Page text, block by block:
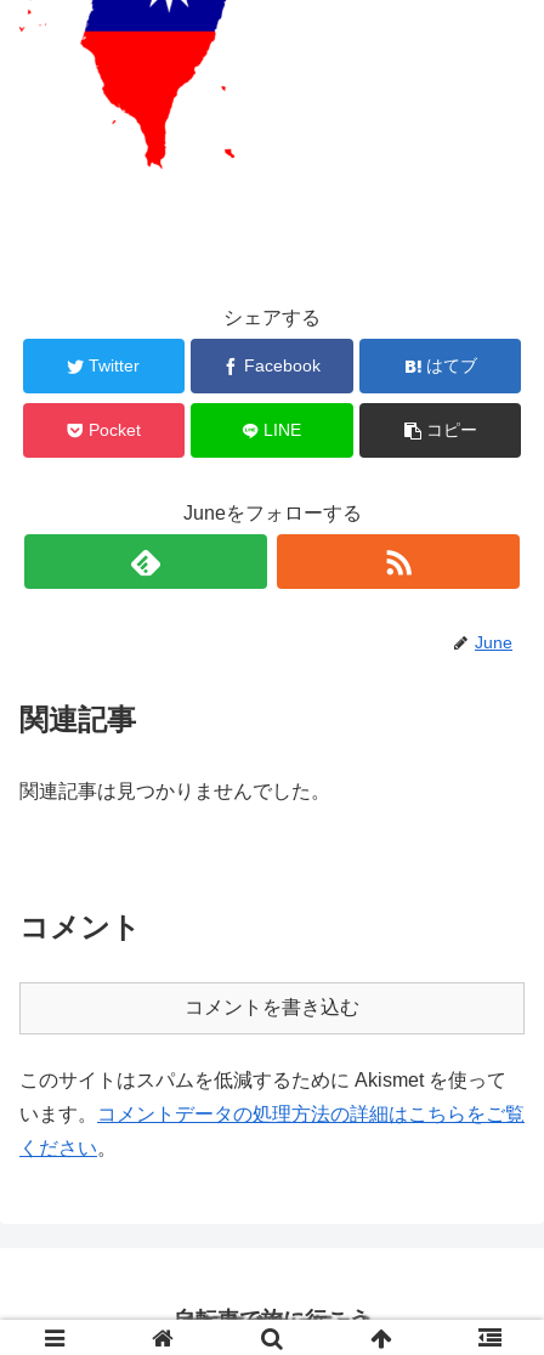
シェアする
Twitter Facebook はてブ
Pocket LINE コピー
Juneをフォローする
June
関連記事
関連記事は見つかりませんでした。
コメント
コメントを書き込む
このサイトはスパムを低減するために Akismet を使って
います。
コメントデータの処理方法の詳細はこちらをご覧
ください。
自転車で旅に行こう